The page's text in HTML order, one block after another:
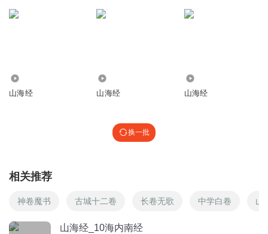
山海经 山海经 山海经
换一批
相关推荐
神卷魔书 古城十二卷 长卷无歌 中学白卷 山
山海经_10海内南经